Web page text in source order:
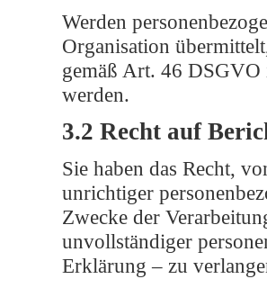
Werden
Organisation
gemäß Art. 46
werden.
3.2 Recht auf
Sie haben das Recht,
unrichtiger
Zwecke der
unvollständiger
Erklärung – zu